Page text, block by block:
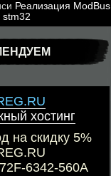
Реализация ModBus
stm32
хостинг
на скидку 5%
6342-560A